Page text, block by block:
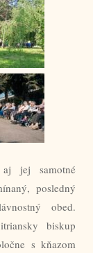
jej samotné
posledný
obed.
biskup
s kňazom